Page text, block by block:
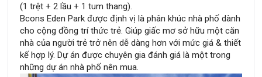
(1 trệt + 2 lầu + 1 tum thang).
Bcons Eden Park được định vị là phân khúc nhà phố dành
cho cộng đồng trí thức trẻ. Giúp giấc mơ sở hữu một căn
nhà của người trẻ trở nên dễ dàng hơn với mức giá & thiết
kế hợp lý. Dự án được chuyên gia đánh giá là một trong
những dự án nhà phố nên mua.